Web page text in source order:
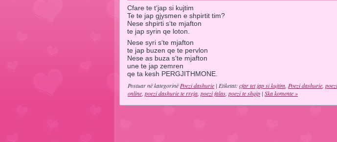
Cfare te t‘jap si kujtim
Te te jap gjysmen e shpirtit tim?
Nese shpirti s‘te mjafton
te jap syrin qe loton.
Nese syri s‘te mjafton
te jap buzen qe te pervlon
Nese as buza s‘te mjafton
une te jap zemren
qe ta kesh PERGJITHMONE.
Postuar në kategorinëPoezi dashurie | Etiketat: cfar tet jap si kujtim Poezi dashurie
online poezi dashurie te rreja poezi falas poezi te shqip | Ska komente »